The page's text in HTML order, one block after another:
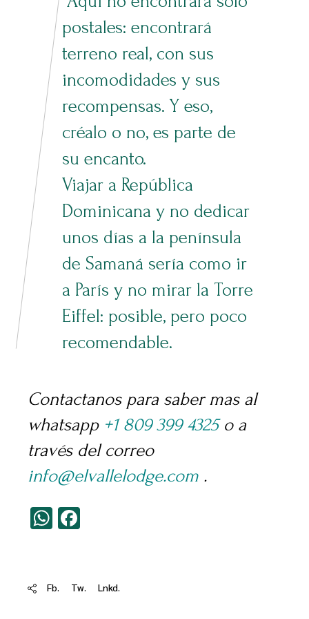
postales: encontrará
terreno real, con sus
incomodidades y sus
recompensas. Y eso,
créalo o no, es parte de
su encanto.
Viajar a República
Dominicana y no dedicar
unos días a la península
de Samaná sería como ir
a París y no mirar la Torre
Eiffel: posible, pero poco
recomendable.
Contactanos para saber mas al
whatsapp +1 809 399 4325 o a
través del correo
info@elvallelodge.com .
WhatsApp
Fb. Tw. Lnkd.